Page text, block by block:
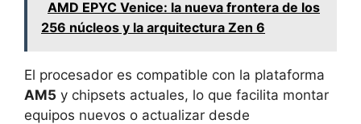
AMD EPYC Venice: la nueva frontera de los
256 núcleos y la arquitectura Zen 6
El procesador es compatible con la plataforma
AM5 y chipsets actuales, lo que facilita montar
equipos nuevos o actualizar desde